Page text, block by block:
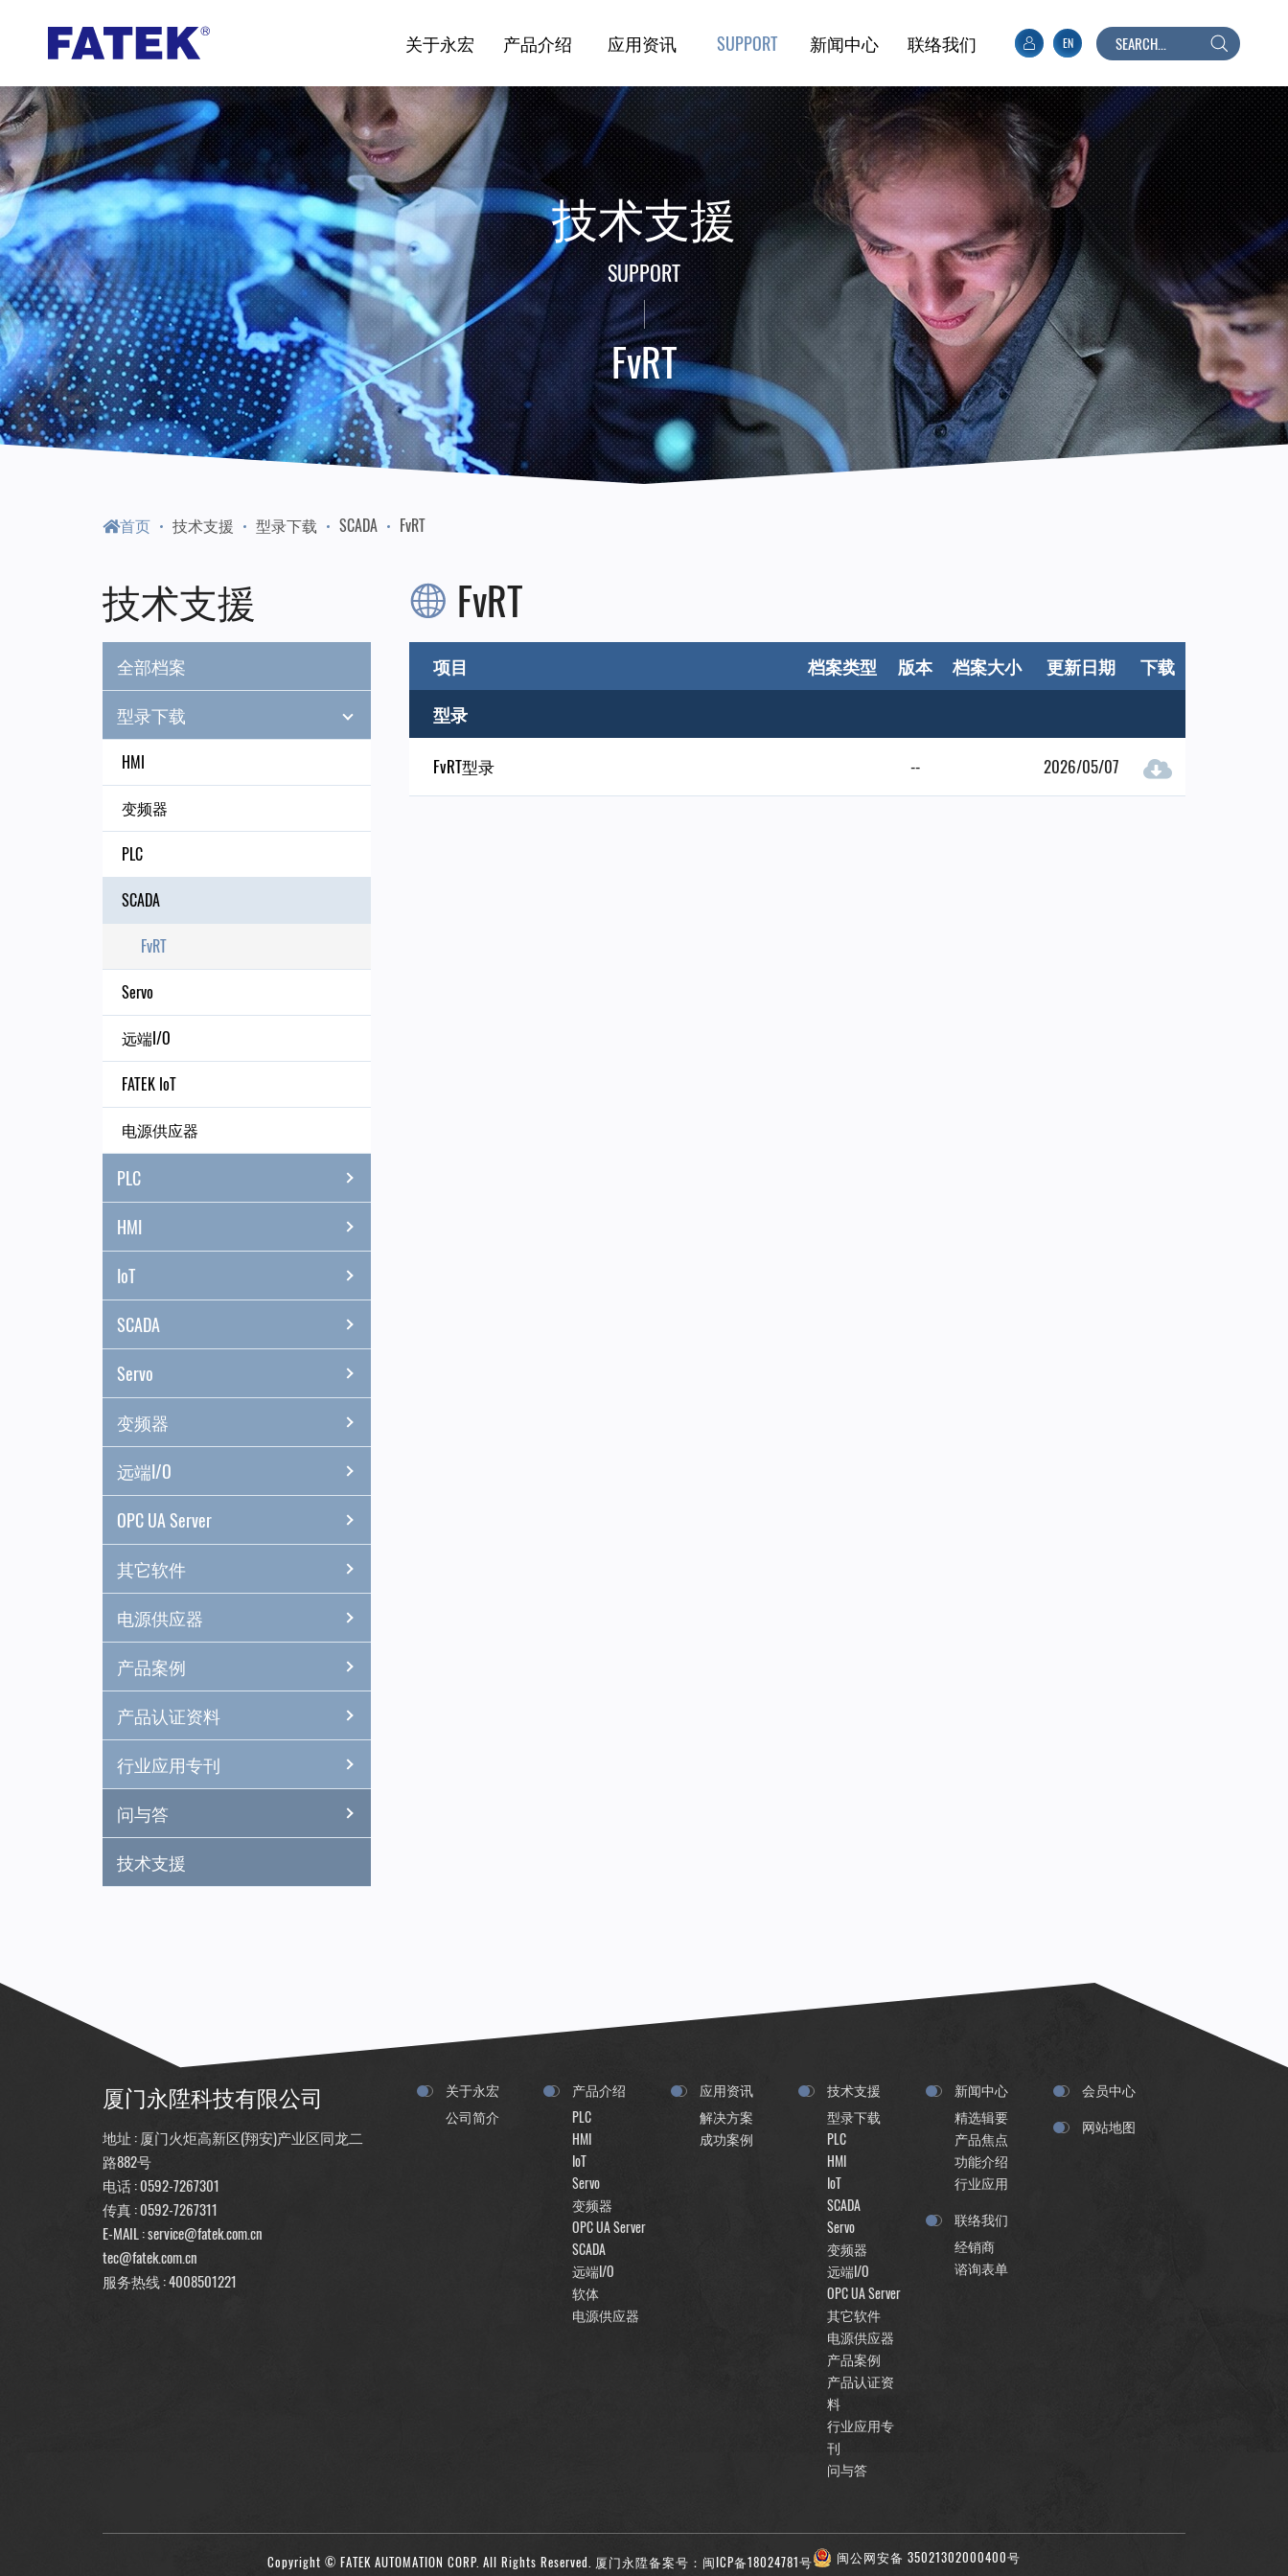
台
湾
FATEK
永
宏
PLC-
厦
门
关于永宏 产品介绍
应用资讯
新闻中心 联络我们 EN
搜
技术支援
SUPPORT
FvRT
首页 技术支援 型录下载 SCADA FvRT
技术支援
全部档案
型录下载
HMI
变频器
PLC
SCADA
FvRT
Servo
远端I/O
FATEK IoT
电源供应器
PLC
HMI
IoT
SCADA
Servo
变频器
远端I/O
OPC UA Server
其它软件
电源供应器
产品案例
产品认证资料
行业应用专刊
问与答
技术支援
FvRT
项目 档案类型 版本 档案大小 更新日期
下载
型录
FvRT型录 -- 2026/05/07
厦门永陞科技有限公司
地址 : 厦门火炬高新区(翔安)产业区同龙二
路882号
电话 :0592-7267301
传真 : 0592-7267311
E-MAIL :service@fatek.com.cn
tec@fatek.com.cn
服务热线 :4008501221
关于永宏
公司简介
产品介绍
PLC
HMI
IoT
Servo
变频器
OPC UA Server
SCADA
远端I/O
软体
电源供应器
应用资讯
解决方案
成功案例
技术支援
型录下载
PLC
HMI
IoT
SCADA
Servo
变频器
远端I/O
OPC UA Server
其它软件
电源供应器
产品案例
产品认证资
料
行业应用专
刊
问与答
新闻中心
精选辑要
产品焦点
功能介绍
行业应用
联络我们
经销商
谘询表单
会员中心
网站地图
Copyright © FATEK AUTOMATION CORP. All Rights Reserved. 厦门永陞备案号：闽ICP备18024781号 闽公网安备 35021302000400号